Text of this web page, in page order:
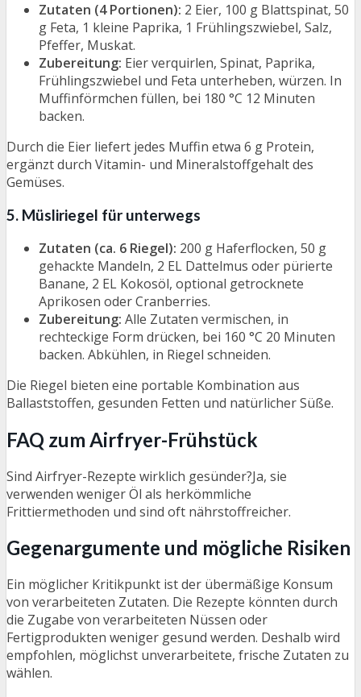
Zutaten (4 Portionen): 2 Eier, 100 g Blattspinat, 50
g Feta, 1 kleine Paprika, 1 Frühlingszwiebel, Salz,
Pfeffer, Muskat.
Zubereitung: Eier verquirlen, Spinat, Paprika,
Frühlingszwiebel und Feta unterheben, würzen. In
Muffinförmchen füllen, bei 180 °C 12 Minuten
backen.
Durch die Eier liefert jedes Muffin etwa 6 g Protein,
ergänzt durch Vitamin- und Mineralstoffgehalt des
Gemüses.
5. Müsliriegel für unterwegs
Zutaten (ca. 6 Riegel): 200 g Haferflocken, 50 g
gehackte Mandeln, 2 EL Dattelmus oder pürierte
Banane, 2 EL Kokosöl, optional getrocknete
Aprikosen oder Cranberries.
Zubereitung: Alle Zutaten vermischen, in
rechteckige Form drücken, bei 160 °C 20 Minuten
backen. Abkühlen, in Riegel schneiden.
Die Riegel bieten eine portable Kombination aus
Ballaststoffen, gesunden Fetten und natürlicher Süße.
FAQ zum Airfryer-Frühstück
Sind Airfryer-Rezepte wirklich gesünder?Ja, sie
verwenden weniger Öl als herkömmliche
Frittiermethoden und sind oft nährstoffreicher.
Gegenargumente und mögliche Risiken
Ein möglicher Kritikpunkt ist der übermäßige Konsum
von verarbeiteten Zutaten. Die Rezepte könnten durch
die Zugabe von verarbeiteten Nüssen oder
Fertigprodukten weniger gesund werden. Deshalb wird
empfohlen, möglichst unverarbeitete, frische Zutaten zu
wählen.